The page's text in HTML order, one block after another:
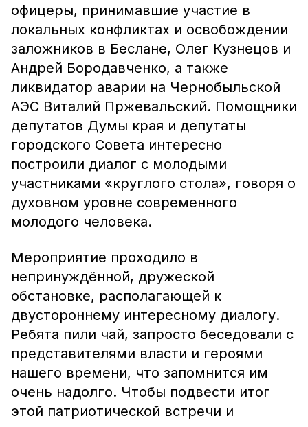
офицеры, принимавшие участие в
локальных конфликтах и освобождении
заложников в Беслане, Олег Кузнецов и
Андрей Бородавченко, а также
ликвидатор аварии на Чернобыльской
АЭС Виталий Пржевальский. Помощники
депутатов Думы края и депутаты
городского Совета интересно
построили диалог с молодыми
участниками «круглого стола», говоря о
духовном уровне современного
молодого человека.
Мероприятие проходило в
непринуждённой, дружеской
обстановке, располагающей к
двустороннему интересному диалогу.
Ребята пили чай, запросто беседовали с
представителями власти и героями
нашего времени, что запомнится им
очень надолго. Чтобы подвести итог
этой патриотической встречи и